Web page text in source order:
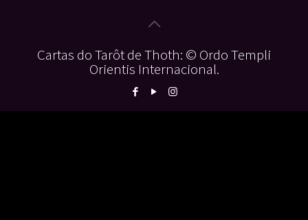
Cartas do Tarôt de Thoth: © Ordo Templi
Orientis Internacional.